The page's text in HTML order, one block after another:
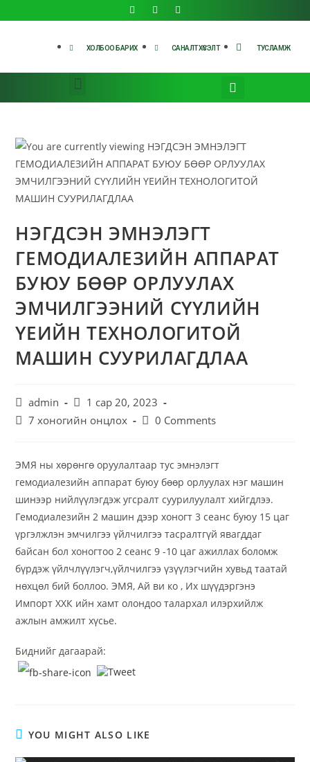
ХОЛБОО БАРИХ САНАЛТ ХҮСЭЛТ ТУСЛАМЖ
НЭГДСЭН ЭМНЭЛЭГТ
ГЕМОДИАЛЕЗИЙН АППАРАТ
БУЮУ БӨӨР ОРЛУУЛАХ
ЭМЧИЛГЭЭНИЙ СҮҮЛИЙН
ҮЕИЙН ТЕХНОЛОГИТОЙ
МАШИН СУУРИЛАГДЛАА
admin
1 сар 20, 2023
7 хоногийн онцлох
0 Comments
ЭМЯ ны хөрөнгө оруулалтаар тус эмнэлэгт
гемодиалезийн аппарат буюу бөөр орлуулах нэг машин
шинээр нийлүүлэгдэж угсралт суурилуулалт хийгдлээ.
Гемодиалезийн 2 машин дээр хоногт 3 сеанс буюу 15 цаг
үргэлжлэн эмчилгээ үйлчилгээ тасралтгүй явагддаг
байсан бол хоногтоо 2 сеанс 9 -10 цаг ажиллах боломж
бүрдэж үйлчлүүлэгч,үйлчилгээ үзүүлэгчийн хувьд таатай
нөхцөл бий боллоо. ЭМЯ, Ай ви ко , Их шүүдэргэнэ
Импорт ХХК ийн хамт олондоо талархал илэрхийлж
ажлын амжилт хүсье.
Биднийг дагаарай:
YOU MIGHT ALSO LIKE